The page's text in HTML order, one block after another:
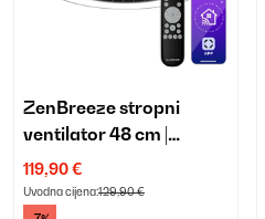
ZenBreeze stropni
ventilator 48 cm |
pametni | sa svjetlom
119,90 €
Uvodna cijena:129,90 €